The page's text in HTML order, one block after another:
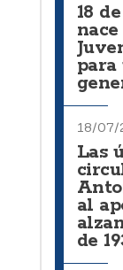
18
para
18/07/
Las
al
de